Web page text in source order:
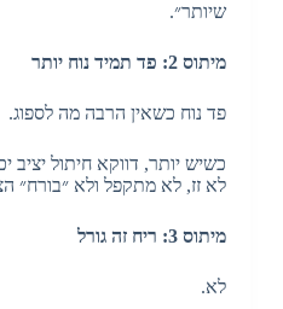
שיותר״.
מיתוס 2: פד תמיד נוח יותר
פד נוח כשאין הרבה מה לספוג.
כשיש יותר, דווקא חיתול יציב
לא זז, לא מתקפל ולא ״בורח״
מיתוס 3: ריח זה גורל
לא.